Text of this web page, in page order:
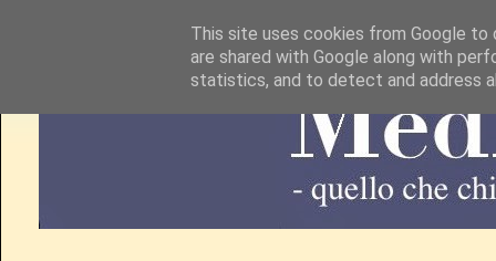
This site uses cookies from Google to
are shared with Google along with
statistics, and to detect and address